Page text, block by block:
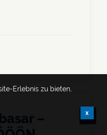
–
Erlebnis zu bieten,
x